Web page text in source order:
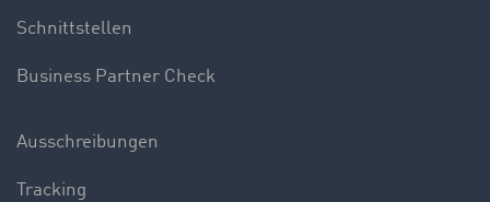
Schnittstellen
Business Partner Check
Ausschreibungen
Tracking